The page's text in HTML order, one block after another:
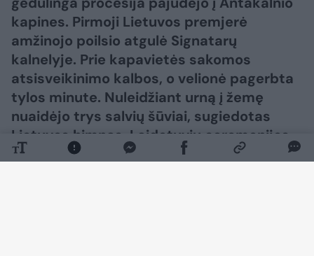
kapines. Pirmoji Lietuvos premjerė
amžinojo poilsio atgulė Signatarų
kalnelyje. Prie kapavietės sakomos
atsisveikinimo kalbos, o velionė pagerbta
tylos minute. Nuleidžiant urną į žemę
nuaidėjo trys salvių šūviai, sugiedotas
Lietuvos himnas. Laidotuvių ceremonijos
metu velionės artimiesiems taip pat